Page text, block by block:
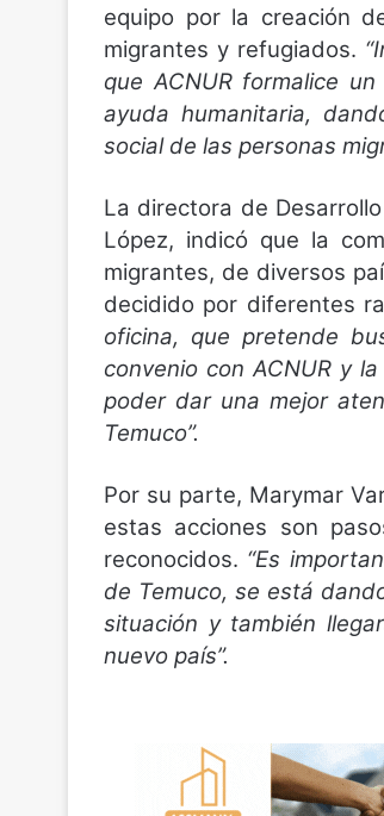
equipo por la creación
migrantes y refugiados.
que ACNUR formalice
ayuda humanitaria,
social de las personas
La directora de
López, indicó que la
migrantes, de diversos
decidido por diferentes
oficina, que pretende
convenio con ACNUR y
poder dar una mejor
Temuco”.
Por su parte, Marymar
estas acciones son
reconocidos. “Es
de Temuco, se está
situación y también
nuevo país”.